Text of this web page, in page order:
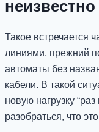
неизвестно
Такое встречается
линиями, прежний
автоматы без
кабели. В такой
новую нагрузку
разобраться, что